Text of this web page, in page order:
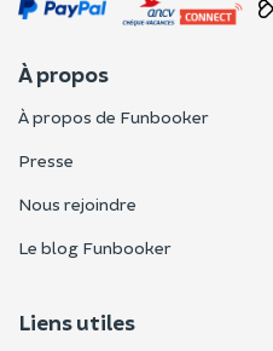
À propos
À propos de Funbooker
Presse
Nous rejoindre
Le blog Funbooker
Liens utiles